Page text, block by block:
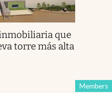
que
torre más alta
Members